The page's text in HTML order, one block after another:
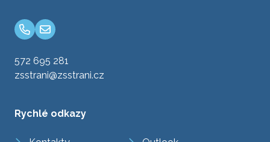
572 695 281
zsstrani@zsstrani.cz
Rychlé odkazy